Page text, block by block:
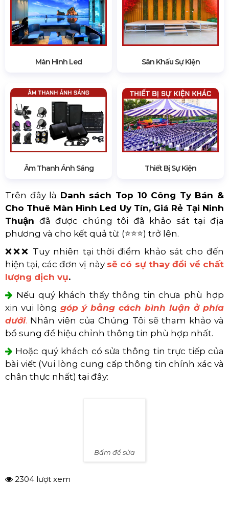
Màn Hình Led Sân Khấu Sự Kiện
Âm Thanh Ánh Sáng Thiết Bị Sự Kiện
Trên đây là Danh sách Top 10 Công Ty Bán &
Cho Thuê Màn Hình Led Uy Tín, Giá Rẻ Tại Ninh
Thuận đã được chúng tôi đã khảo sát tại địa
phương và cho kết quả từ: (⭐⭐⭐) trở lên.
❌❌❌ Tuy nhiên tại thời điểm khảo sát cho đến
hiện tại, các đơn vị này sẽ có sự thay đổi về chất
lượng dịch vụ.
Nếu quý khách thấy thông tin chưa phù hợp
xin vui lòng góp ý bằng cách bình luận ở phía
dưới. Nhân viên của Chúng Tôi sẽ tham khảo và
bổ sung để hiệu chỉnh thông tin phù hợp nhất.
Hoặc quý khách có sửa thông tin trực tiếp của
bài viết (Vui lòng cung cấp thông tin chính xác và
chân thực nhất) tại đây:
2304 lượt xem